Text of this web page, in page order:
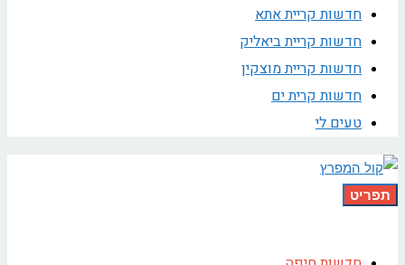
חדשות קריית אתא
חדשות קריית ביאליק
חדשות קריית מוצקין
חדשות קרית ים
טעים לי
תפריט